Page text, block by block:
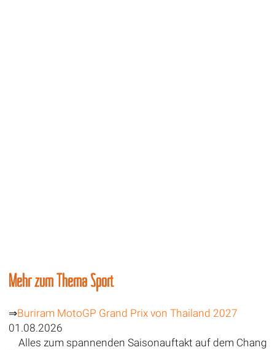
Mehr zum Thema Sport
⇒Buriram MotoGP Grand Prix von Thailand 2027
01.08.2026
Alles zum spannenden Saisonauftakt auf dem Chang